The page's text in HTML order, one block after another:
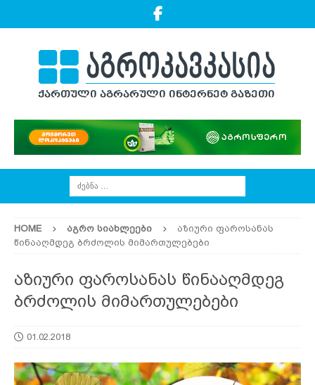
HOME ᲐᲒᲠᲝ ᲡᲘᲐᲮᲚᲔᲔᲑᲘ
აზიური ფაროსანას
წინააღმდეგ ბრძოლის მიმართულებები
აზიური ფაროსანას წინააღმდეგ
ბრძოლის მიმართულებები
01.02.2018